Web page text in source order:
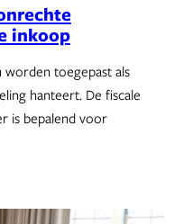
inkoop
worden toegepast als
hanteert. De fiscale
is bepalend voor